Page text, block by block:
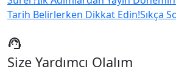
Tarih Belirlerken Dikkat Edin!Sıkça
support_agent
Size Yardımcı Olalım